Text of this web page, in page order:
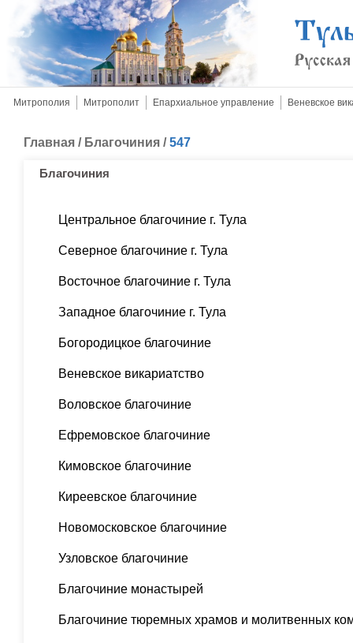
Митрополия Митрополит Епархиальное управление Веневское
Главная / Благочиния /547
Благочиния
Центральное благочиние г. Тула
Северное благочиние г. Тула
Восточное благочиние г. Тула
Западное благочиние г. Тула
Богородицкое благочиние
Веневское викариатство
Воловское благочиние
Ефремовское благочиние
Кимовское благочиние
Киреевское благочиние
Новомосковское благочиние
Узловское благочиние
Благочиние монастырей
Благочиние тюремных храмов и молитвенных